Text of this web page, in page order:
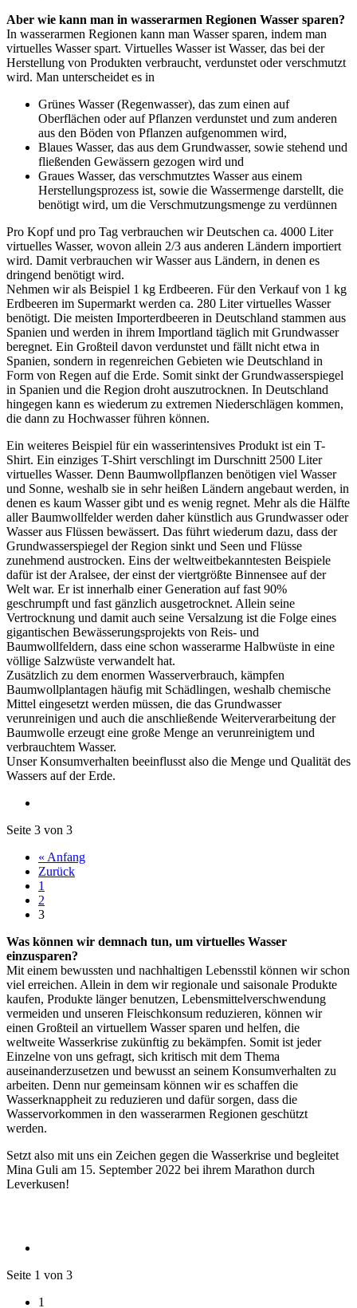
Aber wie kann man in wasserarmen Regionen Wasser sparen?
In wasserarmen Regionen kann man Wasser sparen, indem man
virtuelles Wasser spart. Virtuelles Wasser ist Wasser, das bei der
Herstellung von Produkten verbraucht, verdunstet oder verschmutzt
wird. Man unterscheidet es in
Grünes Wasser (Regenwasser), das zum einen auf
Oberflächen oder auf Pflanzen verdunstet und zum anderen
aus den Böden von Pflanzen aufgenommen wird,
Blaues Wasser, das aus dem Grundwasser, sowie stehend und
fließenden Gewässern gezogen wird und
Graues Wasser, das verschmutztes Wasser aus einem
Herstellungsprozess ist, sowie die Wassermenge darstellt, die
benötigt wird, um die Verschmutzungsmenge zu verdünnen
Pro Kopf und pro Tag verbrauchen wir Deutschen ca. 4000 Liter
virtuelles Wasser, wovon allein 2/3 aus anderen Ländern importiert
wird. Damit verbrauchen wir Wasser aus Ländern, in denen es
dringend benötigt wird.
Nehmen wir als Beispiel 1 kg Erdbeeren. Für den Verkauf von 1 kg
Erdbeeren im Supermarkt werden ca. 280 Liter virtuelles Wasser
benötigt. Die meisten Importerdbeeren in Deutschland stammen aus
Spanien und werden in ihrem Importland täglich mit Grundwasser
beregnet. Ein Großteil davon verdunstet und fällt nicht etwa in
Spanien, sondern in regenreichen Gebieten wie Deutschland in
Form von Regen auf die Erde. Somit sinkt der Grundwasserspiegel
in Spanien und die Region droht auszutrocknen. In Deutschland
hingegen kann es wiederum zu extremen Niederschlägen kommen,
die dann zu Hochwasser führen können.
Ein weiteres Beispiel für ein wasserintensives Produkt ist ein T-
Shirt. Ein einziges T-Shirt verschlingt im Durschnitt 2500 Liter
virtuelles Wasser. Denn Baumwollpflanzen benötigen viel Wasser
und Sonne, weshalb sie in sehr heißen Ländern angebaut werden, in
denen es kaum Wasser gibt und es wenig regnet. Mehr als die Hälfte
aller Baumwollfelder werden daher künstlich aus Grundwasser oder
Wasser aus Flüssen bewässert. Das führt wiederum dazu, dass der
Grundwasserspiegel der Region sinkt und Seen und Flüsse
zunehmend austrocken. Eins der weltweitbekanntesten Beispiele
dafür ist der Aralsee, der einst der viertgrößte Binnensee auf der
Welt war. Er ist innerhalb einer Generation auf fast 90%
geschrumpft und fast gänzlich ausgetrocknet. Allein seine
Vertrocknung und damit auch seine Versalzung ist die Folge eines
gigantischen Bewässerungsprojekts von Reis- und
Baumwollfeldern, dass eine schon wasserarme Halbwüste in eine
völlige Salzwüste verwandelt hat.
Zusätzlich zu dem enormen Wasserverbrauch, kämpfen
Baumwollplantagen häufig mit Schädlingen, weshalb chemische
Mittel eingesetzt werden müssen, die das Grundwasser
verunreinigen und auch die anschließende Weiterverarbeitung der
Baumwolle erzeugt eine große Menge an verunreinigtem und
verbrauchtem Wasser.
Unser Konsumverhalten beeinflusst also die Menge und Qualität des
Wassers auf der Erde.
Seite 3 von 3
« Anfang
Zurück
1
2
3
Was können wir demnach tun, um virtuelles Wasser
einzusparen?
Mit einem bewussten und nachhaltigen Lebensstil können wir schon
viel erreichen. Allein in dem wir regionale und saisonale Produkte
kaufen, Produkte länger benutzen, Lebensmittelverschwendung
vermeiden und unseren Fleischkonsum reduzieren, können wir
einen Großteil an virtuellem Wasser sparen und helfen, die
weltweite Wasserkrise zukünftig zu bekämpfen. Somit ist jeder
Einzelne von uns gefragt, sich kritisch mit dem Thema
auseinanderzusetzen und bewusst an seinem Konsumverhalten zu
arbeiten. Denn nur gemeinsam können wir es schaffen die
Wasserknappheit zu reduzieren und dafür sorgen, dass die
Wasservorkommen in den wasserarmen Regionen geschützt
werden.
Setzt also mit uns ein Zeichen gegen die Wasserkrise und begleitet
Mina Guli am 15. September 2022 bei ihrem Marathon durch
Leverkusen!
Seite 1 von 3
1